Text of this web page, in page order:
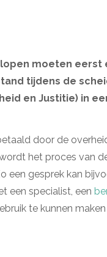
moeten eerst
tijdens de
en Justitie) in
door de
het proces van
een gesprek kan
een specialist, een
te kunnen